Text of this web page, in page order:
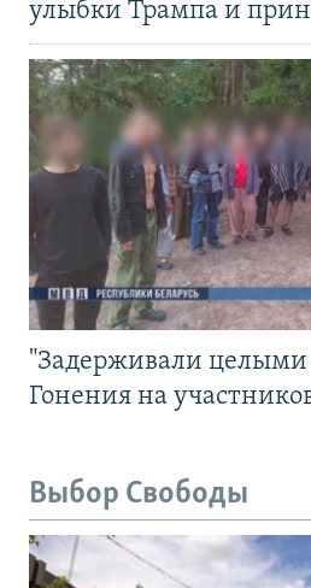
улыбки Трампа и
"Задерживали
Гонения на
Выбор Свободы